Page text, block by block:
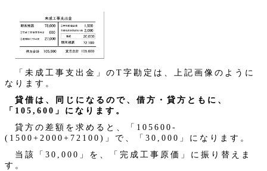
「未成工事支出金」のT字勘定は、上記画像のように
なります。
貸借は、同じになるので、借方・貸方ともに、
「105,600」になります。
貸方の差額を求めると、「105600-
(1500+2000+72100)」で、「30,000」になります。
当該「30,000」を、「完成工事原価」に振り替えま
す。